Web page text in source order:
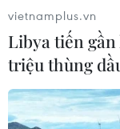
Ba Lan thảo
cứ quân sự
06/08/2026 00:06
vietnamplus.vn
Libya tiến
triệu thùng